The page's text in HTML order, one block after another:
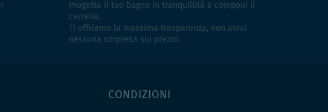
Progetta il tuo bagno in tranquillità e componi il
carrello.
Ti offriamo la massima trasparenza, non avrai
nessuna sorpresa sul prezzo.
CONDIZIONI